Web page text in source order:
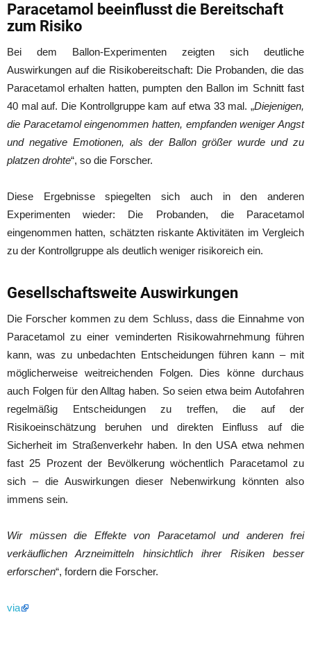
Paracetamol beeinflusst die Bereitschaft
zum Risiko
Bei dem Ballon-Experimenten zeigten sich deutliche
Auswirkungen auf die Risikobereitschaft: Die Probanden, die das
Paracetamol erhalten hatten, pumpten den Ballon im Schnitt fast
40 mal auf. Die Kontrollgruppe kam auf etwa 33 mal. „Diejenigen,
die Paracetamol eingenommen hatten, empfanden weniger Angst
und negative Emotionen, als der Ballon größer wurde und zu
platzen drohte“, so die Forscher.
Diese Ergebnisse spiegelten sich auch in den anderen
Experimenten wieder: Die Probanden, die Paracetamol
eingenommen hatten, schätzten riskante Aktivitäten im Vergleich
zu der Kontrollgruppe als deutlich weniger risikoreich ein.
Gesellschaftsweite Auswirkungen
Die Forscher kommen zu dem Schluss, dass die Einnahme von
Paracetamol zu einer veminderten Risikowahrnehmung führen
kann, was zu unbedachten Entscheidungen führen kann – mit
möglicherweise weitreichenden Folgen. Dies könne durchaus
auch Folgen für den Alltag haben. So seien etwa beim Autofahren
regelmäßig Entscheidungen zu treffen, die auf der
Risikoeinschätzung beruhen und direkten Einfluss auf die
Sicherheit im Straßenverkehr haben. In den USA etwa nehmen
fast 25 Prozent der Bevölkerung wöchentlich Paracetamol zu
sich – die Auswirkungen dieser Nebenwirkung könnten also
immens sein.
Wir müssen die Effekte von Paracetamol und anderen frei
verkäuflichen Arzneimitteln hinsichtlich ihrer Risiken besser
erforschen“, fordern die Forscher.
via